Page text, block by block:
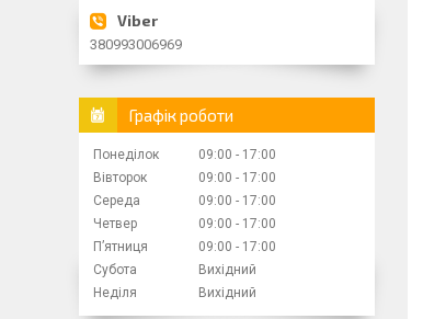
380993006969
Графік роботи
Понеділок 09:00
17:00
Вівторок
09:00
17:00
Середа
09:00
17:00
Четвер
09:00
17:00
Пʼятниця
09:00
17:00
Субота
Вихідний
Неділя
Вихідний